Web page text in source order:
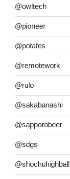
@owltech
@pioneer
@potafes
@remotework
@rulo
@sakabanashi
@sapporobeer
@sdgs
@shochuhighball